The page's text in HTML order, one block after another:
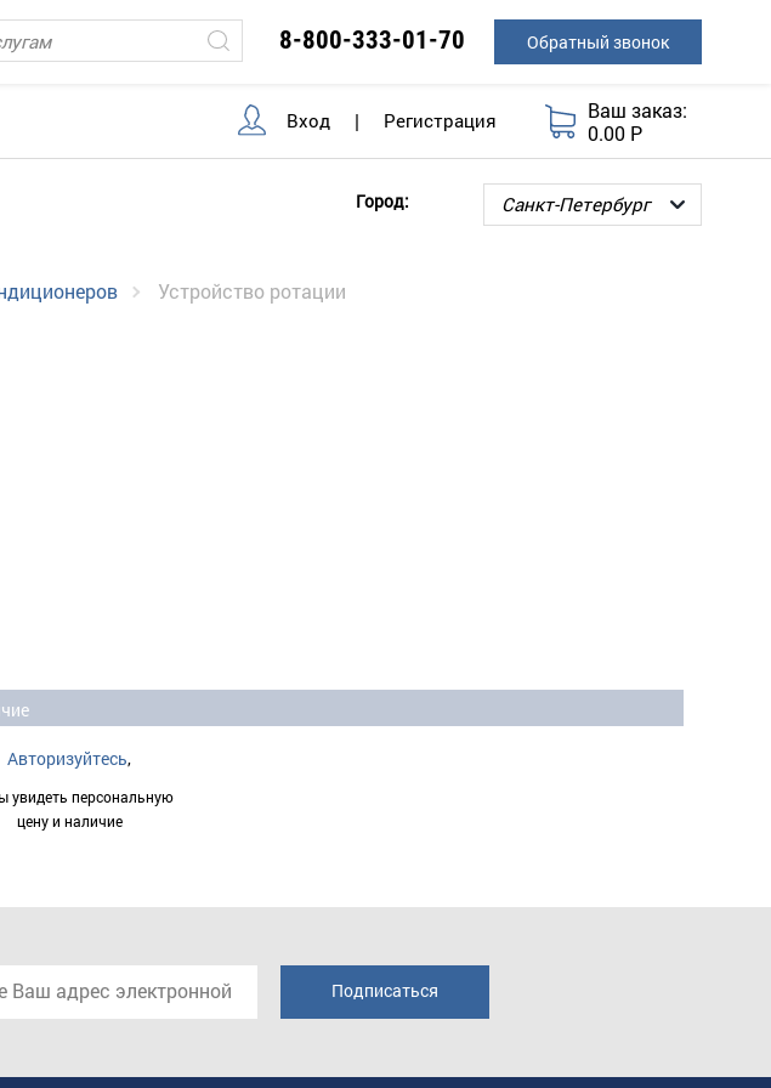
8-800-333-01-70 Обратный звонок
Вход | Регистрация
Ваш заказ:
0.00 Р
Город:
Устройство ротации
Авторизуйтесь,
увидеть персональную
цену и наличие